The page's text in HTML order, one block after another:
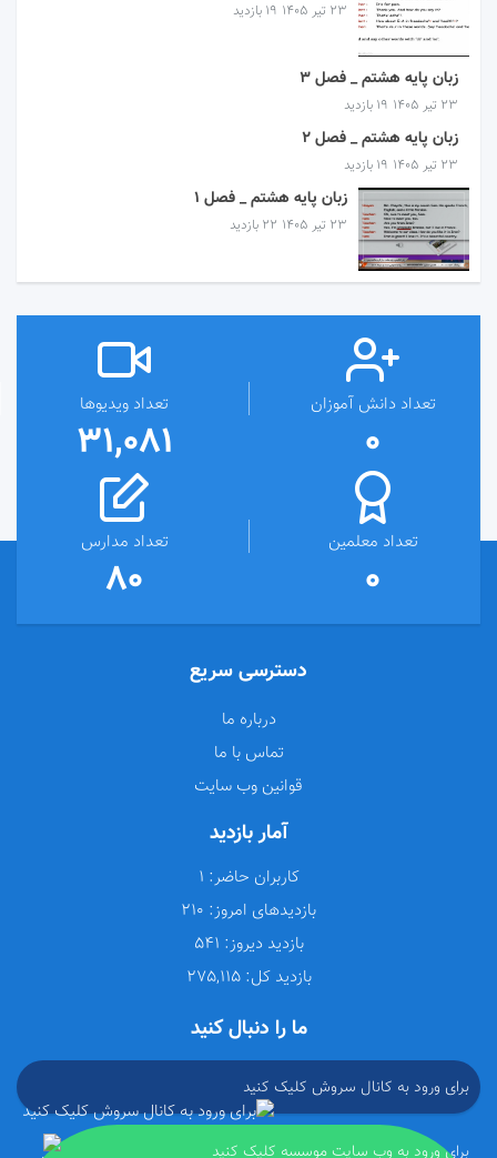
۲۳ تیر ۱۴۰۵ 19 بازدید
زبان پایه هشتم _ فصل 3
۲۳ تیر ۱۴۰۵ 19 بازدید
زبان پایه هشتم _ فصل 2
۲۳ تیر ۱۴۰۵ 19 بازدید
زبان پایه هشتم _ فصل 1
۲۳ تیر ۱۴۰۵ 22 بازدید
تعداد دانش آموزان
0
تعداد ویدیوها
31,081
تعداد معلمین
0
تعداد مدارس
80
دسترسی سریع
درباره ما
تماس با ما
قوانین وب سایت
آمار بازدید
کاربران حاضر:
بازدیدهای امروز:
بازدید دیروز:
بازدید کل: 275,115
ما را دنبال کنید
برای ورود به کانال سروش کلیک کنید
برای ورود به وب سایت موسسه کلیک کنید